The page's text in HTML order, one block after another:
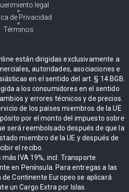
legal
de Privacidad
Términos
están dirigidas exclusivamente a
autoridades, asociaciones e
en el sentido del art. § 14 BGB.
a los consumidores en el sentido
y errores técnicos y de precios.
de los países miembros de la UE
por el monto del impuesto sobre
será reembolsado después de que la
miembro de la UE y después de
el recibo.
IVA 19%, incl. Transporte
en Península. Para entregas a las
Continente Europeo se aplicará
un Cargo Extra por Islas.